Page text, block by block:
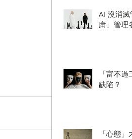
AI 沒消
庸」管理
「富不
缺陷？
「心態